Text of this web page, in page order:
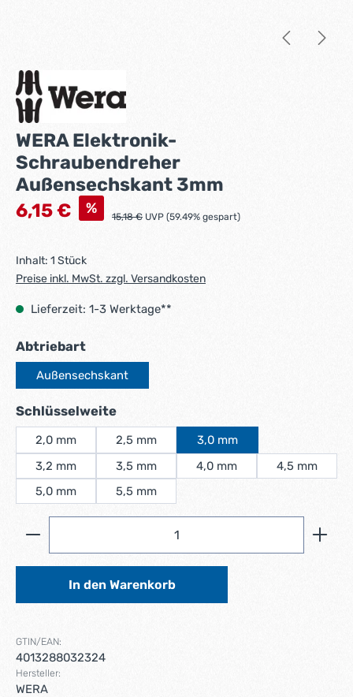
WERA Elektronik-
Schraubendreher
Außensechskant 3mm
Verkaufspreis:
6,15 € % Regulärer Preis:
15,18 € UVP (59.49% gespart)
Inhalt: 1 Stück
Preise inkl. MwSt. zzgl. Versandkosten
Lieferzeit: 1-3 Werktage**
Abtriebartauswählen
Außensechskant
Schlüsselweiteauswählen
2,0 mm 2,5 mm
3,0 mm
3,2 mm
3,5 mm 4,0 mm
4,5 mm
5,0 mm
5,5 mm
Produkt Anzahl: Gib den gewünschten Wert ein
In den Warenkorb
GTIN/EAN:
4013288032324
Hersteller:
WERA